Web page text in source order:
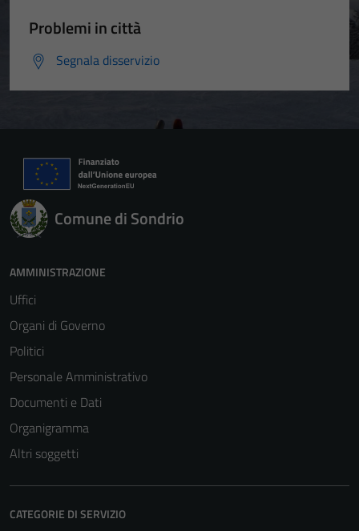
Problemi in città
Segnala disservizio
Comune di Sondrio
AMMINISTRAZIONE
Uffici
Organi di Governo
Politici
Personale Amministrativo
Documenti e Dati
Organigramma
Altri soggetti
CATEGORIE DI SERVIZIO
funzionamento